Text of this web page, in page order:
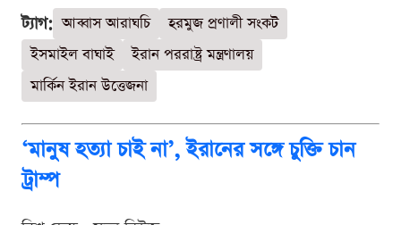
ট্যাগ: আব্বাস আরাঘচি
হরমুজ প্রণালী সংকট
ইসমাইল বাঘাই
ইরান পররাষ্ট্র মন্ত্রণালয়
মার্কিন ইরান উত্তেজনা
‘মানুষ হত্যা চাই না’, ইরানের সঙ্গে চুক্তি চান
ট্রাম্প